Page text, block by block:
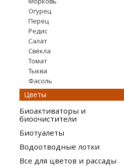
Огурец
Перец
Редис
Салат
Свёкла
Томат
Тыква
Фасоль
Цветы
Биоактиваторы и
биоочистители
Биотуалеты
Водоотводные лотки
Все для цветов и рассады